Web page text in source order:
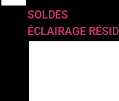
SOLDES
ÉCLAIRAGE